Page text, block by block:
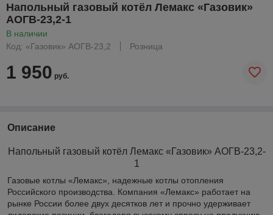
Напольный газовый котёл Лемакс «Газовик»
АОГВ-23,2-1
В наличии
Код: «Газовик» АОГВ-23,2
Розница
1 950 руб.
Описание
Напольный газовый котёл Лемакс «Газовик» АОГВ-23,2-
1
Газовые котлы «Лемакс», надежные котлы отопления
Российского производства. Компания «Лемакс» работает на
рынке России более двух десятков лет и прочно удерживает